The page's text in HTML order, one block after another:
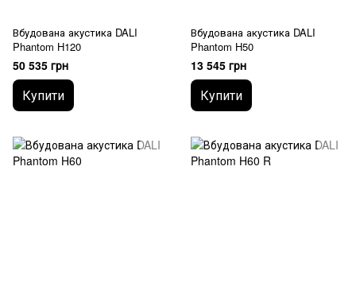
Вбудована акустика DALI
Phantom H120
50 535 грн
Купити
Вбудована акустика DALI
Phantom H50
13 545 грн
Купити